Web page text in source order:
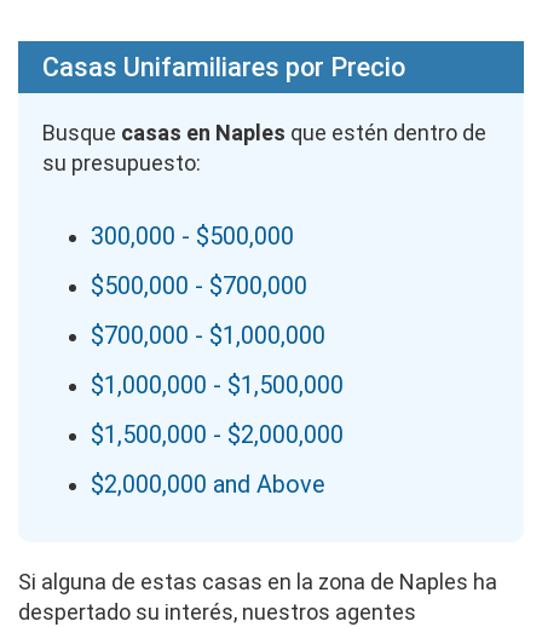
Casas Unifamiliares por Precio
Busque casas en Naples que estén dentro de
su presupuesto:
300,000 - $500,000
$500,000 - $700,000
$700,000 - $1,000,000
$1,000,000 - $1,500,000
$1,500,000 - $2,000,000
$2,000,000 and Above
Si alguna de estas casas en la zona de Naples ha
despertado su interés, nuestros agentes